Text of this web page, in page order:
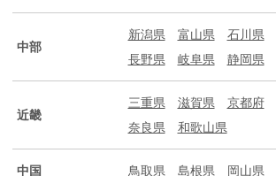
中部
新潟県 富山県 石川県
長野県
岐阜県 静岡県
近畿
三重県 滋賀県 京都府
奈良県
和歌山県
中国 鳥取県 島根県 岡山県